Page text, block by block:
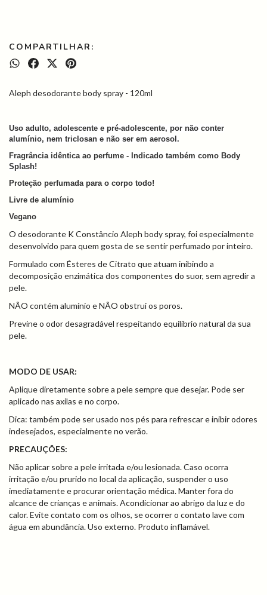
COMPARTILHAR:
Aleph desodorante body spray - 120ml
Uso adulto, adolescente e pré-adolescente, por não conter
alumínio, nem triclosan e não ser em aerosol.
Fragrância idêntica ao perfume - Indicado também como Body
Splash!
Proteção perfumada para o corpo todo!
Livre de alumínio
Vegano
O desodorante K Constâncio Aleph body spray, foi especialmente
desenvolvido para quem gosta de se sentir perfumado por inteiro.
Formulado com Ésteres de Citrato que atuam inibindo a
decomposição enzimática dos componentes do suor, sem agredir a
pele.
NÃO contém alumínio e NÃO obstrui os poros.
Previne o odor desagradável respeitando equilíbrio natural da sua
pele.
MODO DE USAR:
Aplique diretamente sobre a pele sempre que desejar. Pode ser
aplicado nas axilas e no corpo.
Dica: também pode ser usado nos pés para refrescar e inibir odores
indesejados, especialmente no verão.
PRECAUÇÕES:
Não aplicar sobre a pele irritada e/ou lesionada. Caso ocorra
irritação e/ou prurido no local da aplicação, suspender o uso
imediatamente e procurar orientação médica. Manter fora do
alcance de crianças e animais. Acondicionar ao abrigo da luz e do
calor. Evite contato com os olhos, se ocorrer o contato lave com
água em abundância. Uso externo. Produto inflamável.